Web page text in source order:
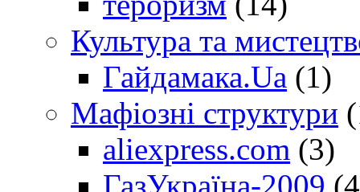
Культура та
Гайдамака.Ua (1)
Мафіозні структури
aliexpress.com (3)
ГазУкраїна-2009